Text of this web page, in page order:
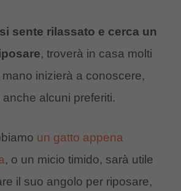
sente rilassato e cerca un
, troverà in casa molti
inizierà a conoscere,
alcuni preferiti.
un gatto appena
, o un micio timido, sarà utile
il suo angolo per riposare,